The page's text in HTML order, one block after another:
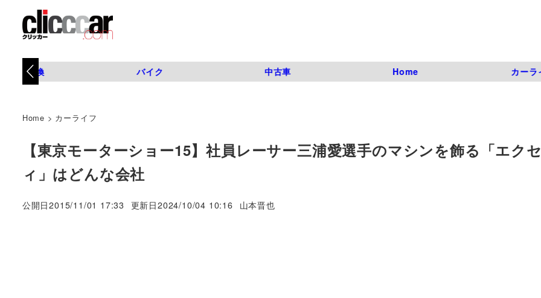
タイヤ交換 バイク 中古車 Home カーラ
Home > カーライフ
【東京モーターショー15】社員レーサー三浦愛選手のマシンを飾る「エク
ィ」はどんな会社
公開日2015/11/01 17:33 更新日2024/10/04 10:16
著
山本晋也